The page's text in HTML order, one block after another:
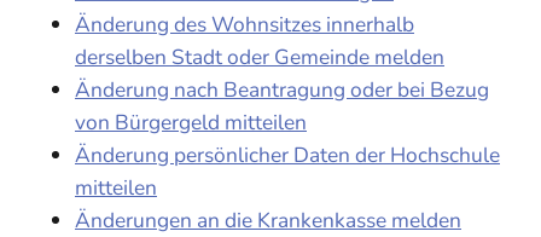
Änderung des Wohnsitzes innerhalb
derselben Stadt oder Gemeinde melden
Änderung nach Beantragung oder bei Bezug
von Bürgergeld mitteilen
Änderung persönlicher Daten der Hochschule
mitteilen
Änderungen an die Krankenkasse melden